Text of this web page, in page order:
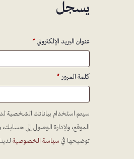
يسجل
عنوان البريد الإلكتروني *
كلمة المرور *
سيتم استخدام بياناتك الشخصية
الموقع، ولإدارة الوصول إلى
توضيحها في سياسة الخصوصية